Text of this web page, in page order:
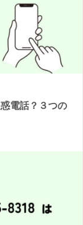
電話？３つの